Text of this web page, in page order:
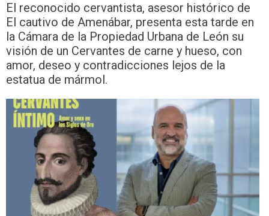
El reconocido cervantista, asesor histórico de
El cautivo de Amenábar, presenta esta tarde en
la Cámara de la Propiedad Urbana de León su
visión de un Cervantes de carne y hueso, con
amor, deseo y contradicciones lejos de la
estatua de mármol.